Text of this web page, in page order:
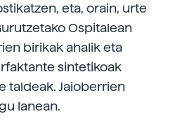
eta, orain, urte
Ospitalean
birikak ahalik eta
sintetikoak
taldeak. Jaioberrien
lanean.